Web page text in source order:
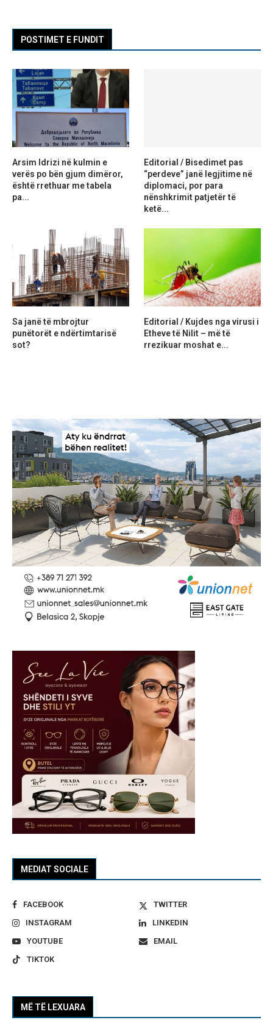
MEDIAT SOCIALE
FACEBOOK
TWITTER
INSTAGRAM
LINKEDIN
YOUTUBE
EMAIL
TIKTOK
MË TË LEXUARA
POSTIMET E FUNDIT
Arsim Idrizi në kulmin e
verës po bën gjum dimëror,
është rrethuar me tabela
pa...
Editorial / Bisedimet pas
“perdeve” janë legjitime në
diplomaci, por para
nënshkrimit patjetër të
ketë...
Sa janë të mbrojtur
punëtorët e ndërtimtarisë
sot?
Editorial / Kujdes nga virusi i
Etheve të Nilit – më të
rrezikuar moshat e...